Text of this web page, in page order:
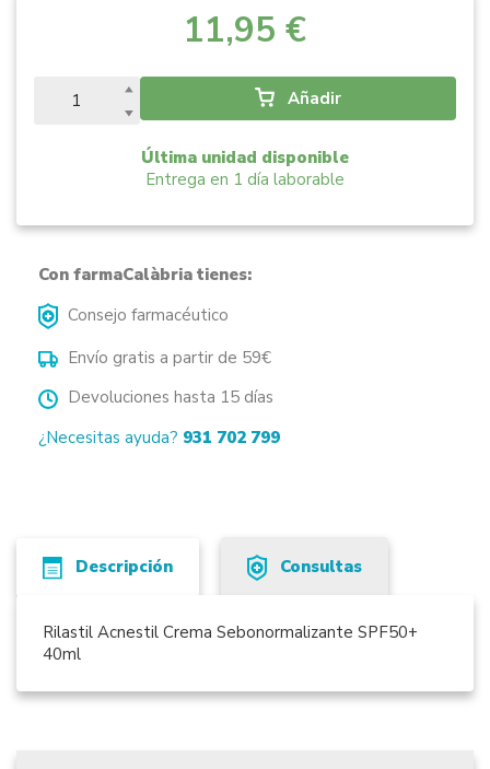
11,95 €
Añadir
Última unidad disponible
Entrega en 1 día laborable
Con farmaCalàbria tienes:
Consejo farmacéutico
Envío gratis a partir de 59€
Devoluciones hasta 15 días
¿Necesitas ayuda? 931 702 799
Descripción Consultas
Rilastil Acnestil Crema Sebonormalizante SPF50+
40ml